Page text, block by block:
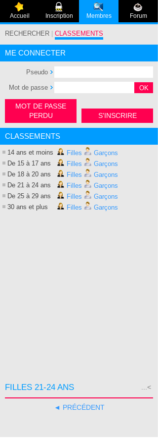
Accueil Inscription Membres Forum
RECHERCHER CLASSEMENTS
ME CONNECTER
Pseudo
Mot de passe
MOT DE PASSE
PERDU
S'INSCRIRE
CLASSEMENTS
14 ans et moins Filles
Garçons
De 15 à 17 ans
Filles
Garçons
De 18 à 20 ans
Filles
Garçons
De 21 à 24 ans
Filles
Garçons
De 25 à 29 ans
Filles
Garçons
30 ans et plus
Filles Garçons
FILLES 21-24 ANS ...<
◄ PRÉCÉDENT